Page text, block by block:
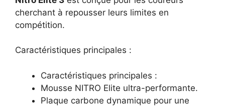
cherchant à repousser leurs limites en
compétition.
Caractéristiques principales :
Caractéristiques principales :
Mousse NITRO Elite ultra-performante.
Plaque carbone dynamique pour une